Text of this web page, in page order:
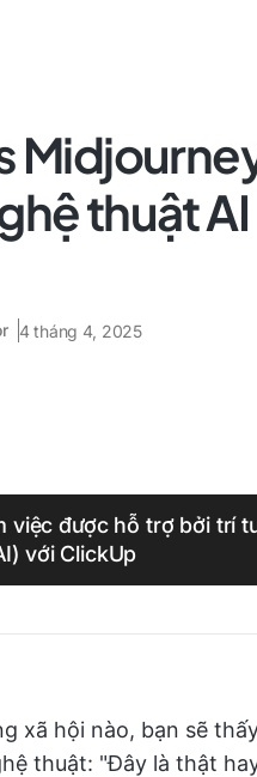
thuật AI
4 tháng 4, 2025
việc được hỗ trợ bởi trí
với ClickUp
xã hội nào, bạn sẽ
thuật: "Đây là thật